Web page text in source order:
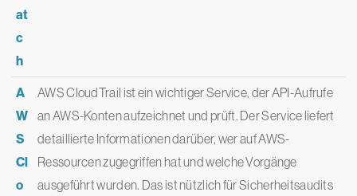
at
c
h
A
W
S
Cl
o
AWS CloudTrail ist ein wichtiger Service, der API-Aufrufe
an AWS-Konten aufzeichnet und prüft. Der Service liefert
detaillierte Informationen darüber, wer auf AWS-
Ressourcen zugegriffen hat und welche Vorgänge
ausgeführt wurden. Das ist nützlich für Sicherheitsaudits